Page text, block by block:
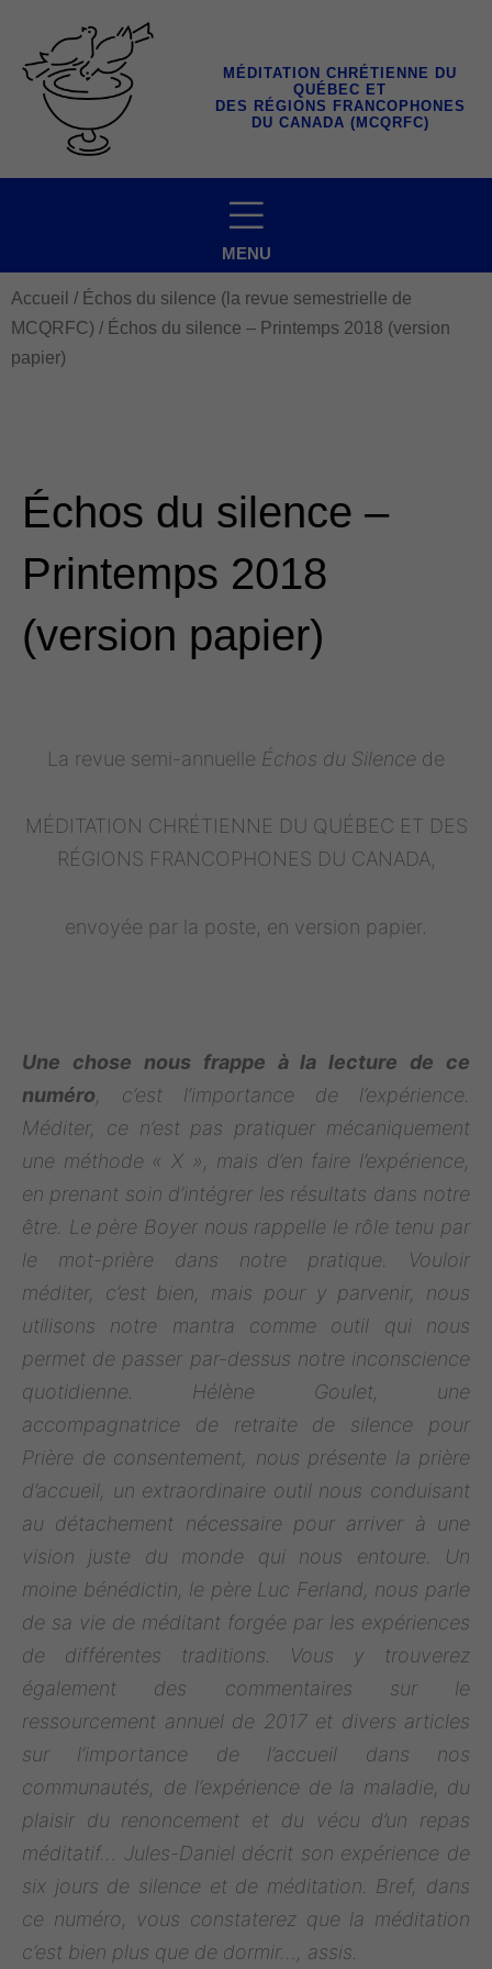
contenu
MÉDITATION CHRÉTIENNE DU
QUÉBEC ET
DES RÉGIONS FRANCOPHONES
DU CANADA (MCQRFC)
MENU
Accueil / Échos du silence (la revue semestrielle de
MCQRFC) / Échos du silence – Printemps 2018 (version
papier)
Échos du silence –
Printemps 2018
(version papier)
La revue semi-annuelle Échos du Silence de
MÉDITATION CHRÉTIENNE DU QUÉBEC ET DES
RÉGIONS FRANCOPHONES DU CANADA,
envoyée par la poste, en version papier.
Une chose nous frappe à la lecture de ce
numéro , c’est l’importance de l’expérience.
Méditer, ce n’est pas pratiquer mécaniquement
une méthode « X », mais d’en faire l’expérience,
en prenant soin d’intégrer les résultats dans notre
être. Le père Boyer nous rappelle le rôle tenu par
le mot-prière dans notre pratique. Vouloir
méditer, c’est bien, mais pour y parvenir, nous
utilisons notre mantra comme outil qui nous
permet de passer par-dessus notre inconscience
quotidienne. Hélène Goulet, une
accompagnatrice de retraite de silence pour
Prière de consentement, nous présente la prière
d’accueil, un extraordinaire outil nous conduisant
au détachement nécessaire pour arriver à une
vision juste du monde qui nous entoure. Un
moine bénédictin, le père Luc Ferland, nous parle
de sa vie de méditant forgée par les expériences
de différentes traditions. Vous y trouverez
également des commentaires sur le
ressourcement annuel de 2017 et divers articles
sur l’importance de l’accueil dans nos
communautés, de l’expérience de la maladie, du
plaisir du renoncement et du vécu d’un repas
méditatif… Jules-Daniel décrit son expérience de
six jours de silence et de méditation. Bref, dans
ce numéro, vous constaterez que la méditation
c’est bien plus que de dormir…, assis.